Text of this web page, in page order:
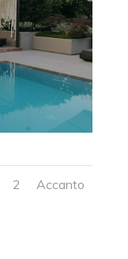
2 Accanto